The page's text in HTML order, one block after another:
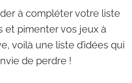
à compléter votre liste
et pimenter vos jeux à
voilà une liste d’idées qui
de perdre !